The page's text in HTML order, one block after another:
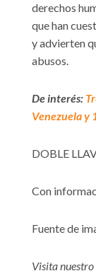
derechos
que han
y advierten
abusos.
De interés:
Venezuela y
DOBLE
Con
Fuente de
Visita